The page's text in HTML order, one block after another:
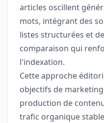
articles oscillent
mots, intégrant des
listes structurées et
comparaison qui
l'indexation.
Cette approche
objectifs de
production de
trafic organique